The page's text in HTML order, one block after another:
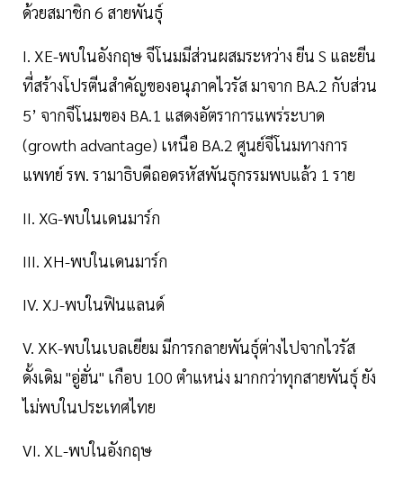
ด้วยสมาชิก 6 สายพันธุ์
I. XE-พบในอังกฤษ จีโนมมีส่วนผสมระหว่าง ยีน S และยีน
ที่สร้างโปรตีนสำคัญของอนุภาคไวรัส มาจาก BA.2 กับส่วน
5’ จากจีโนมของ BA.1 แสดงอัตราการแพร่ระบาด
(growth advantage) เหนือ BA.2 ศูนย์จีโนมทางการ
แพทย์ รพ. รามาธิบดีถอดรหัสพันธุกรรมพบแล้ว 1 ราย
II. XG-พบในเดนมาร์ก
III. XH-พบในเดนมาร์ก
IV. XJ-พบในฟินแลนด์
V. XK-พบในเบลเยียม มีการกลายพันธุ์ต่างไปจากไวรัส
ดั้งเดิม "อู่ฮั่น" เกือบ 100 ตำแหน่ง มากกว่าทุกสายพันธุ์ ยัง
ไม่พบในประเทศไทย
VI. XL-พบในอังกฤษ